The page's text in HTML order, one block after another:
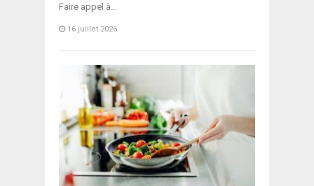
Faire appel à…
16 juillet 2026